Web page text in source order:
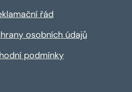
řád
osobních údajů
podmínky